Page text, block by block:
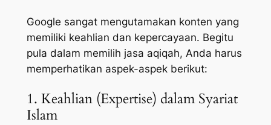
Google sangat mengutamakan konten yang
memiliki keahlian dan kepercayaan. Begitu
pula dalam memilih jasa aqiqah, Anda harus
memperhatikan aspek-aspek berikut:
1. Keahlian (Expertise) dalam Syariat
Islam